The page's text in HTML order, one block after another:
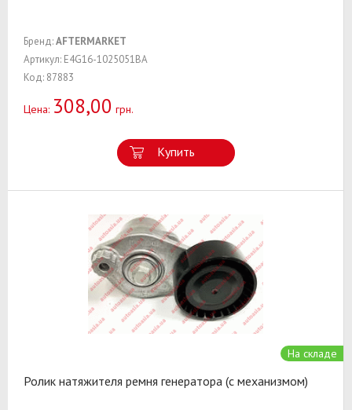
Бренд:AFTERMARKET
Артикул: E4G16-1025051BA
Код: 87883
Цена: 308,00 грн.
Купить
На складе
Ролик натяжителя ремня генератора (с механизмом)